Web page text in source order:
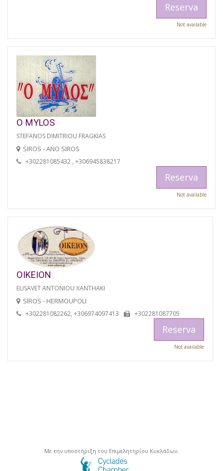
Reserva
Not available
O MYLOS
STEFANOS DIMITRIOU FRAGKIAS
SIROS - ANO SIROS
+302281085432 , +306945838217
Reserva
Not available
OIKEION
ELISAVET ANTONIOU XANTHAKI
SIROS - HERMOUPOLI
+302281082262, +306974097413 +302281087705
Reserva
Not available
Με την υποστήριξη του Επιμελητηρίου Κυκλάδων.